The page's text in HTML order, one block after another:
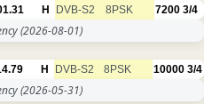
H DVB-S2 8PSK 7200 3/4
(2026-08-01)
H DVB-S2 8PSK 10000 3/4
(2026-05-31)